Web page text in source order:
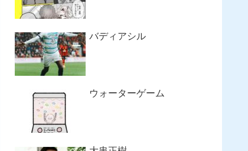
バディアシル
ウォーターゲーム